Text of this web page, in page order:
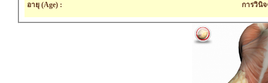
อายุ (Age) : การวินิ